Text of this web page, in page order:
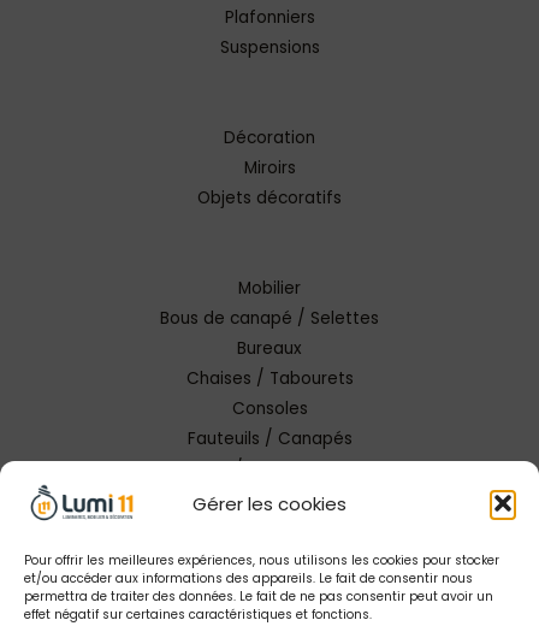
Gérer les cookies
Pour offrir les meilleures expériences, nous utilisons les cookies pour stocker
et/ou accéder aux informations des appareils. Le fait de consentir nous
permettra de traiter des données. Le fait de ne pas consentir peut avoir un
effet négatif sur certaines caractéristiques et fonctions.
Plafonniers
Suspensions
Décoration
Miroirs
Objets décoratifs
Mobilier
Bous de canapé / Selettes
Bureaux
Chaises / Tabourets
Consoles
Fauteuils / Canapés
Tables / Tables basses